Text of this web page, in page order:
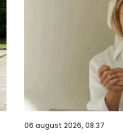
06 august 2026, 08:37